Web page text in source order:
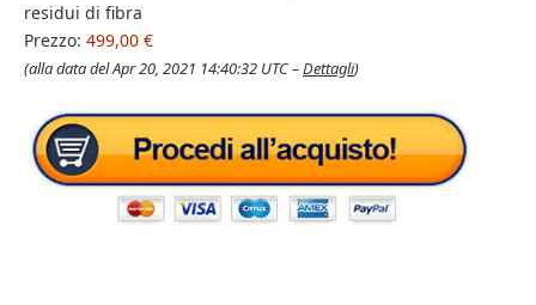
residui di fibra
Prezzo: 499,00 €
(alla data del Apr 20, 2021 14:40:32 UTC –Dettagli)